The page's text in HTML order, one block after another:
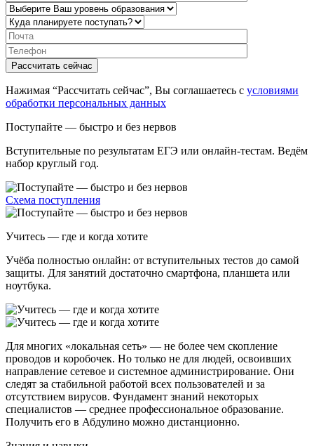
Нажимая “Рассчитать сейчас”, Вы соглашаетесь с условиями
обработки персональных данных
Поступайте — быстро и без нервов
Вступительные по результатам ЕГЭ или онлайн-тестам. Ведём
набор круглый год.
Схема поступления
Учитесь — где и когда хотите
Учёба полностью онлайн: от вступительных тестов до самой
защиты. Для занятий достаточно смартфона, планшета или
ноутбука.
Для многих «локальная сеть» — не более чем скопление
проводов и коробочек. Но только не для людей, освоивших
направление сетевое и системное администрирование. Они
следят за стабильной работой всех пользователей и за
отсутствием вирусов. Фундамент знаний некоторых
специалистов — среднее профессиональное образование.
Получить его в Абдулино можно дистанционно.